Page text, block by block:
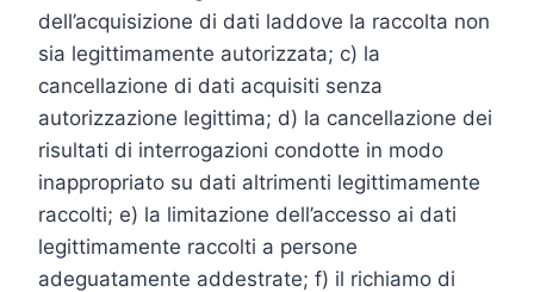
dell’acquisizione di dati laddove la raccolta non
sia legittimamente autorizzata; c) la
cancellazione di dati acquisiti senza
autorizzazione legittima; d) la cancellazione dei
risultati di interrogazioni condotte in modo
inappropriato su dati altrimenti legittimamente
raccolti; e) la limitazione dell’accesso ai dati
legittimamente raccolti a persone
adeguatamente addestrate; f) il richiamo di